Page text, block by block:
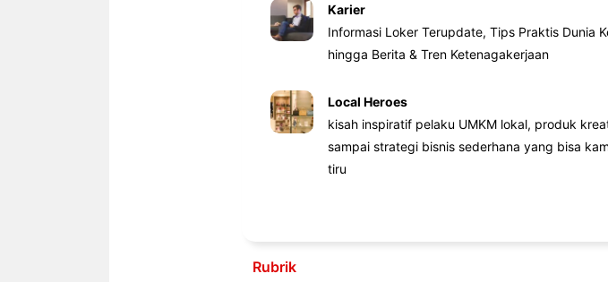
Karier
Informasi Loker Terupdate, Tips Praktis Dunia
hingga Berita & Tren Ketenagakerjaan
Local Heroes
kisah inspiratif pelaku UMKM lokal, produk
sampai strategi bisnis sederhana yang bisa
tiru
Rubrik